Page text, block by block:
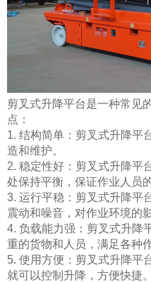
剪叉式升降平台是一种常见
点：
1. 结构简单：剪叉式升降平
造和维护。
2. 稳定性好：剪叉式升降平
处保持平衡，保证作业人员
3. 运行平稳：剪叉式升降平
震动和噪音，对作业环境的
4. 负载能力强：剪叉式升降
重的货物和人员，满足各种
5. 使用方便：剪叉式升降平
就可以控制升降，方便快捷。